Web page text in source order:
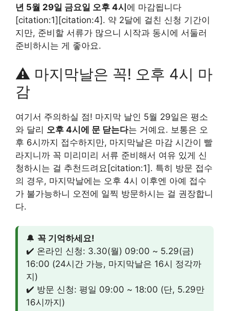
년 5월 29일 금요일 오후 4시 에 마감됩니다
[citation:1][citation:4]. 약 2달에 걸친 신청 기간이
지만, 준비할 서류가 많으니 시작과 동시에 서둘러
준비하시는 게 좋아요.
⚠️ 마지막날은 꼭! 오후 4시 마
감
여기서 주의하실 점! 마지막 날인 5월 29일은 평소
와 달리 오후 4시에 문 닫는다는 거예요. 보통은 오
후 6시까지 접수하지만, 마지막날은 마감 시간이 빨
라지니까 꼭 미리미리 서류 준비해서 여유 있게 신
청하시는 걸 추천드려요[citation:1]. 특히 방문 접수
의 경우, 마지막날에는 오후 4시 이후엔 아예 접수
가 불가능하니 오전에 일찍 방문하시는 걸 권장합니
다.
🔔 꼭 기억하세요!
✔️ 온라인 신청: 3.30(월) 09:00 ~ 5.29(금)
16:00 (24시간 가능, 마지막날은 16시 정각까
지)
✔️ 방문 신청: 평일 09:00 ~ 18:00 (단, 5.29만
16시까지)